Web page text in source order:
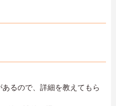
あるので、詳細を教えてもら